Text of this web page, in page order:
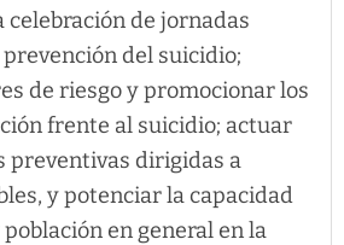
celebración de jornadas
del suicidio;
de riesgo y promocionar los
frente al suicidio; actuar
preventivas dirigidas a
y potenciar la capacidad
en general en la